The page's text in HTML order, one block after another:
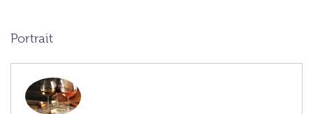
Portrait